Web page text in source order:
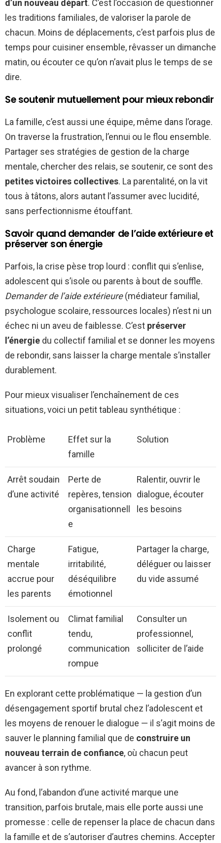
d’un nouveau départ. C’est l’occasion de questionner
les traditions familiales, de valoriser la parole de
chacun. Moins de déplacements, c’est parfois plus de
temps pour cuisiner ensemble, rêvasser un dimanche
matin, ou écouter ce qu’on n’avait plus le temps de se
dire.
Se soutenir mutuellement pour mieux rebondir
La famille, c’est aussi une équipe, même dans l’orage.
On traverse la frustration, l’ennui ou le flou ensemble.
Partager ses stratégies de gestion de la charge
mentale, chercher des relais, se soutenir, ce sont des
petites victoires collectives. La parentalité, on la vit
tous à tâtons, alors autant l’assumer avec lucidité,
sans perfectionnisme étouffant.
Savoir quand demander de l’aide extérieure et
préserver son énergie
Parfois, la crise pèse trop lourd : conflit qui s’enlise,
adolescent qui s’isole ou parents à bout de souffle.
Demander de l’aide extérieure(médiateur familial,
psychologue scolaire, ressources locales) n’est ni un
échec ni un aveu de faiblesse. C’est préserver
l’énergie du collectif familial et se donner les moyens
de rebondir, sans laisser la charge mentale s’installer
durablement.
Pour mieux visualiser l’enchaînement de ces
situations, voici un petit tableau synthétique :
Problème
Effet sur la
famille
Solution
Arrêt soudain
d’une activité
Perte de
repères, tension
organisationnell
e
Ralentir, ouvrir le
dialogue, écouter
les besoins
Charge
mentale
accrue pour
les parents
Fatigue,
irritabilité,
déséquilibre
émotionnel
Partager la charge,
déléguer ou laisser
du vide assumé
Isolement ou
conflit
prolongé
Climat familial
tendu,
communication
rompue
Consulter un
professionnel,
solliciter de l’aide
En explorant cette problématique — la gestion d’un
désengagement sportif brutal chez l’adolescent et
les moyens de renouer le dialogue — il s’agit moins de
sauver le planning familial que de construire un
nouveau terrain de confiance, où chacun peut
avancer à son rythme.
Au fond, l’abandon d’une activité marque une
transition, parfois brutale, mais elle porte aussi une
promesse : celle de repenser la place de chacun dans
la famille et de s’autoriser d’autres chemins. Accepter